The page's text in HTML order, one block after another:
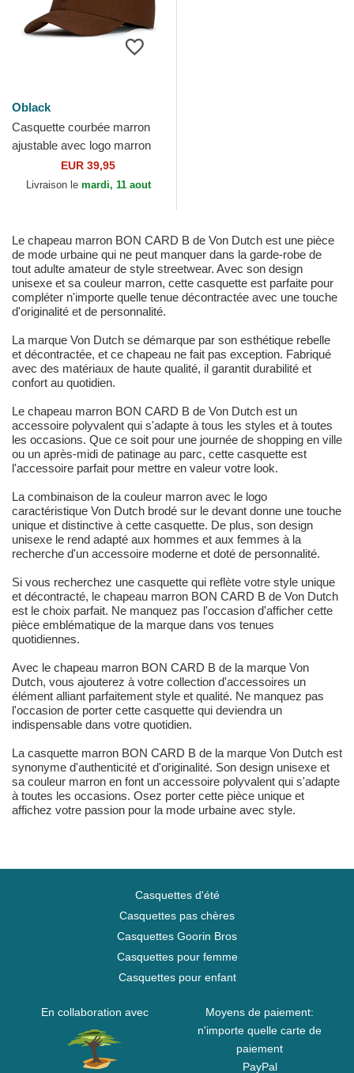
Oblack
Casquette courbée marron
ajustable avec logo marron
Baseball Peach OBL061
Oblack
EUR 39,95
Livraison le mardi, 11 aout
Le chapeau marron BON CARD B de Von Dutch est une pièce
de mode urbaine qui ne peut manquer dans la garde-robe de
tout adulte amateur de style streetwear. Avec son design
unisexe et sa couleur marron, cette casquette est parfaite pour
compléter n'importe quelle tenue décontractée avec une touche
d'originalité et de personnalité.
La marque Von Dutch se démarque par son esthétique rebelle
et décontractée, et ce chapeau ne fait pas exception. Fabriqué
avec des matériaux de haute qualité, il garantit durabilité et
confort au quotidien.
Le chapeau marron BON CARD B de Von Dutch est un
accessoire polyvalent qui s'adapte à tous les styles et à toutes
les occasions. Que ce soit pour une journée de shopping en ville
ou un après-midi de patinage au parc, cette casquette est
l'accessoire parfait pour mettre en valeur votre look.
La combinaison de la couleur marron avec le logo
caractéristique Von Dutch brodé sur le devant donne une touche
unique et distinctive à cette casquette. De plus, son design
unisexe le rend adapté aux hommes et aux femmes à la
recherche d'un accessoire moderne et doté de personnalité.
Si vous recherchez une casquette qui reflète votre style unique
et décontracté, le chapeau marron BON CARD B de Von Dutch
est le choix parfait. Ne manquez pas l'occasion d'afficher cette
pièce emblématique de la marque dans vos tenues
quotidiennes.
Avec le chapeau marron BON CARD B de la marque Von
Dutch, vous ajouterez à votre collection d'accessoires un
élément alliant parfaitement style et qualité. Ne manquez pas
l'occasion de porter cette casquette qui deviendra un
indispensable dans votre quotidien.
La casquette marron BON CARD B de la marque Von Dutch est
synonyme d'authenticité et d'originalité. Son design unisexe et
sa couleur marron en font un accessoire polyvalent qui s'adapte
à toutes les occasions. Osez porter cette pièce unique et
affichez votre passion pour la mode urbaine avec style.
Casquettes d'été
Casquettes pas chères
Casquettes Goorin Bros
Casquettes pour femme
Casquettes pour enfant
En collaboration avec
Moyens de paiement:
n'importe quelle carte de
paiement
PayPal